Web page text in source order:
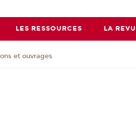
LES RESSOURCES LA
et ouvrages